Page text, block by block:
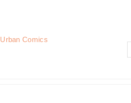
Urban Comics